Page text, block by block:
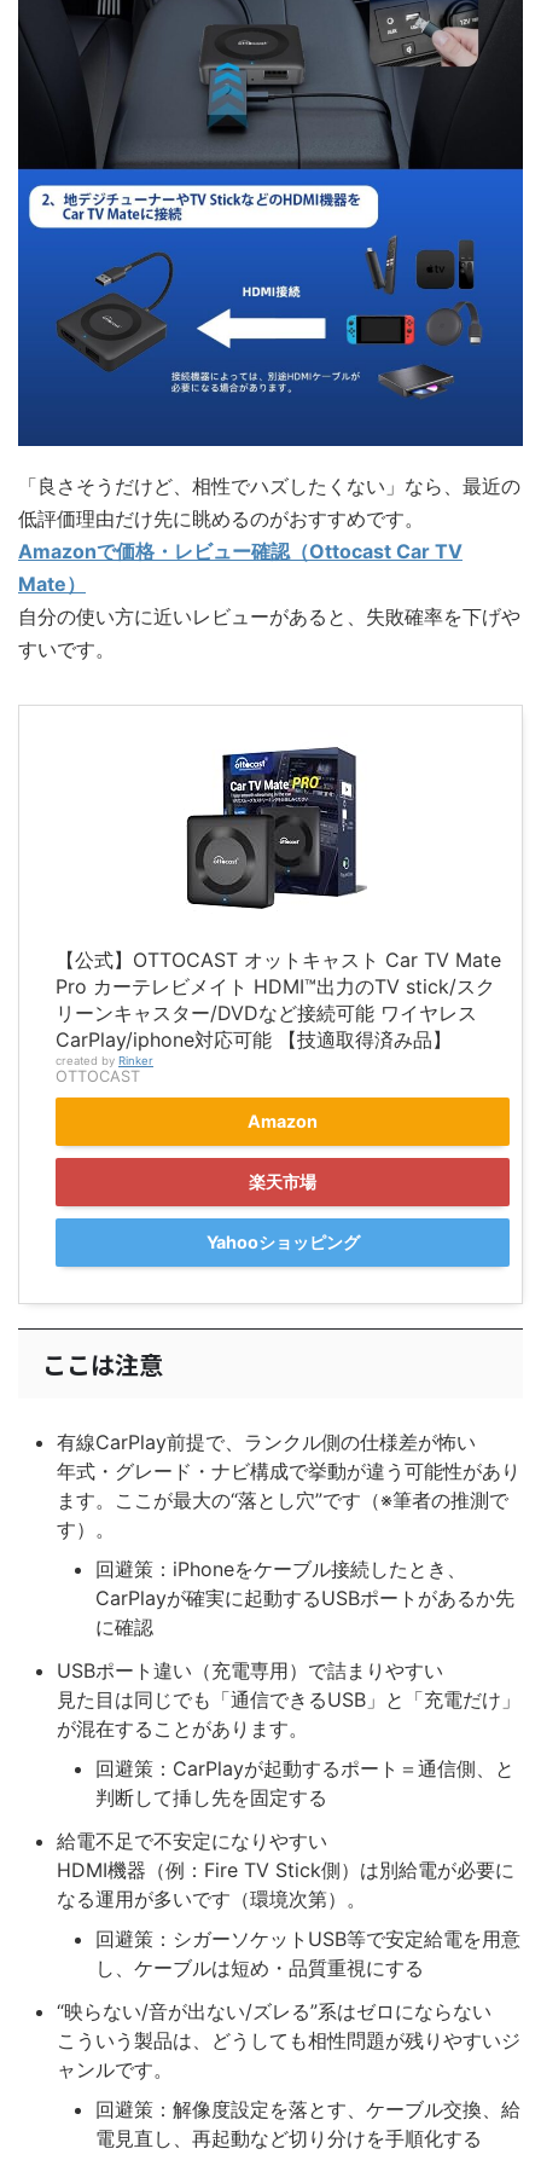
「良さそうだけど、相性でハズしたくない」なら、最近の
低評価理由だけ先に眺めるのがおすすめです。
Amazonで価格・レビュー確認（Ottocast Car TV
Mate）
自分の使い方に近いレビューがあると、失敗確率を下げや
すいです。
【公式】OTTOCAST オットキャスト Car TV Mate
Pro カーテレビメイト HDMI™出力のTV stick/スク
リーンキャスター/DVDなど接続可能 ワイヤレス
CarPlay/iphone対応可能 【技適取得済み品】
created by Rinker
OTTOCAST
Amazon
楽天市場
Yahooショッピング
ここは注意
有線CarPlay前提で、ランクル側の仕様差が怖い
年式・グレード・ナビ構成で挙動が違う可能性があり
ます。ここが最大の“落とし穴”です（※筆者の推測で
す）。
回避策：iPhoneをケーブル接続したとき、
CarPlayが確実に起動するUSBポートがあるか先
に確認
USBポート違い（充電専用）で詰まりやすい
見た目は同じでも「通信できるUSB」と「充電だけ」
が混在することがあります。
回避策：CarPlayが起動するポート＝通信側、と
判断して挿し先を固定する
給電不足で不安定になりやすい
HDMI機器（例：Fire TV Stick側）は別給電が必要に
なる運用が多いです（環境次第）。
回避策：シガーソケットUSB等で安定給電を用意
し、ケーブルは短め・品質重視にする
“映らない/音が出ない/ズレる”系はゼロにならない
こういう製品は、どうしても相性問題が残りやすいジ
ャンルです。
回避策：解像度設定を落とす、ケーブル交換、給
電見直し、再起動など切り分けを手順化する